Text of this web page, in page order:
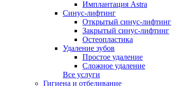
Имплантация Astra
Синус-лифтинг
Открытый синус-лифтинг
Закрытый синус-лифтинг
Остеопластика
Удаление зубов
Простое удаление
Сложное удаление
Все услуги
Гигиена и отбеливание